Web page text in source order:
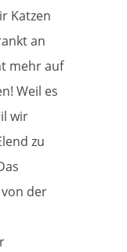
Katzen
an
mehr auf
Weil es
wir
zu
der